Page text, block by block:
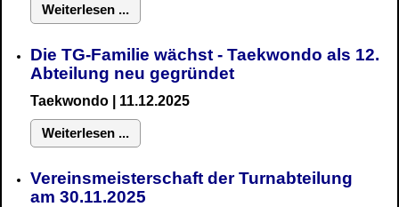
Weiterlesen ...
Die TG-Familie wächst - Taekwondo als 12.
Abteilung neu gegründet
Taekwondo | 11.12.2025
Weiterlesen ...
Vereinsmeisterschaft der Turnabteilung
am 30.11.2025